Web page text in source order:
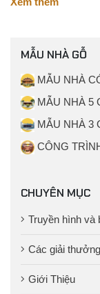
MẪU NHÀ GỖ
MẪU NHÀ
MẪU NHÀ 5
MẪU NHÀ 3
CÔNG
CHUYÊN MỤC
Truyền hình và
Các giải
Giới Thiệu